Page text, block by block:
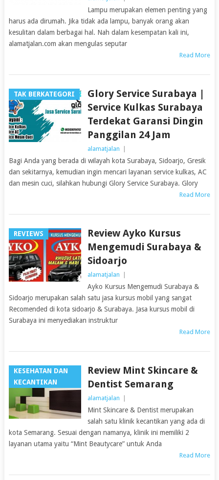
Lampu merupakan elemen penting yang
harus ada dirumah. Jika tidak ada lampu, banyak orang akan
kesulitan dalam berbagai hal. Nah dalam kesempatan kali ini,
alamatjalan.com akan mengulas seputar
Read More
TAK BERKATEGORI
Glory Service Surabaya |
Service Kulkas Surabaya
Terdekat Garansi Dingin
Panggilan 24 Jam
alamatjalan
Bagi Anda yang berada di wilayah kota Surabaya, Sidoarjo, Gresik
dan sekitarnya, kemudian ingin mencari layanan service kulkas, AC
dan mesin cuci, silahkan hubungi Glory Service Surabaya. Glory
Read More
REVIEWS
Review Ayko Kursus
Mengemudi Surabaya &
Sidoarjo
alamatjalan
Ayko Kursus Mengemudi Surabaya &
Sidoarjo merupakan salah satu jasa kursus mobil yang sangat
Recomended di kota sidoarjo & Surabaya. Jasa kursus mobil di
Surabaya ini menyediakan instruktur
Read More
KESEHATAN DAN
KECANTIKAN
Review Mint Skincare &
Dentist Semarang
alamatjalan
Mint Skincare & Dentist merupakan
salah satu klinik kecantikan yang ada di
kota Semarang. Sesuai dengan namanya, klinik ini memiliki 2
layanan utama yaitu “Mint Beautycare” untuk Anda
Read More